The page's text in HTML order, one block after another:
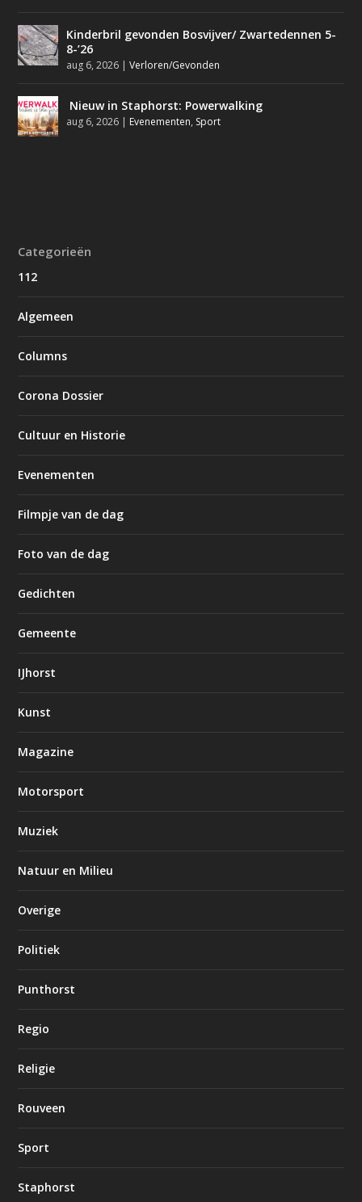
Kinderbril gevonden Bosvijver/ Zwartedennen 5-
8-’26
aug 6, 2026 |Verloren/Gevonden
Nieuw in Staphorst: Powerwalking
aug 6, 2026 | Evenementen, Sport
Categorieën
112
Algemeen
Columns
Corona Dossier
Cultuur en Historie
Evenementen
Filmpje van de dag
Foto van de dag
Gedichten
Gemeente
IJhorst
Kunst
Magazine
Motorsport
Muziek
Natuur en Milieu
Overige
Politiek
Punthorst
Regio
Religie
Rouveen
Sport
Staphorst